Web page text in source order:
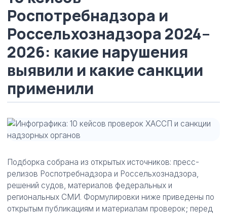
Роспотребнадзора и
Россельхознадзора 2024–
2026: какие нарушения
выявили и какие санкции
применили
Подборка собрана из открытых источников: пресс-
релизов Роспотребнадзора и Россельхознадзора,
решений судов, материалов федеральных и
региональных СМИ. Формулировки ниже приведены по
открытым публикациям и материалам проверок; перед